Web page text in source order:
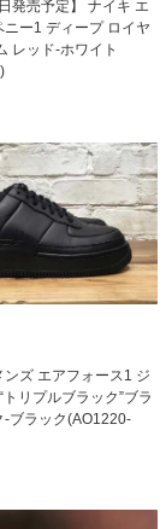
発売予定】 ナイキ エ
ニー1 ディープ ロイヤ
レッド-ホワイト
ンズ エアフォース1 ジ
トリプルブラック”ブラ
-ブラック(AO1220-